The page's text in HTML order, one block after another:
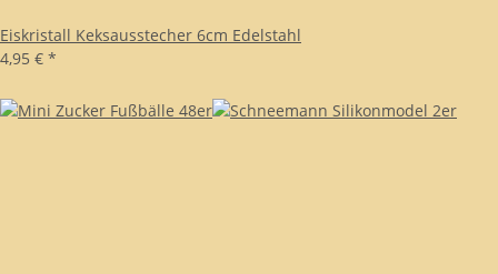
Eiskristall Keksausstecher 6cm Edelstahl
4,95 € *